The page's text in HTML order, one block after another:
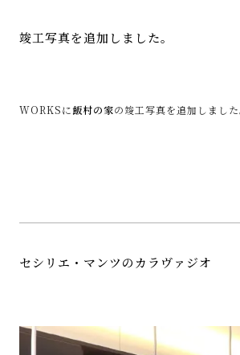
竣工写真を追加しました。
WORKSに飯村の家の竣工写真を追加しました
セシリエ・マンツのカラヴァジオ